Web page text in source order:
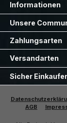
Informationen
Unsere
Zahlungsarten
Versandarten
Sicher
AGB